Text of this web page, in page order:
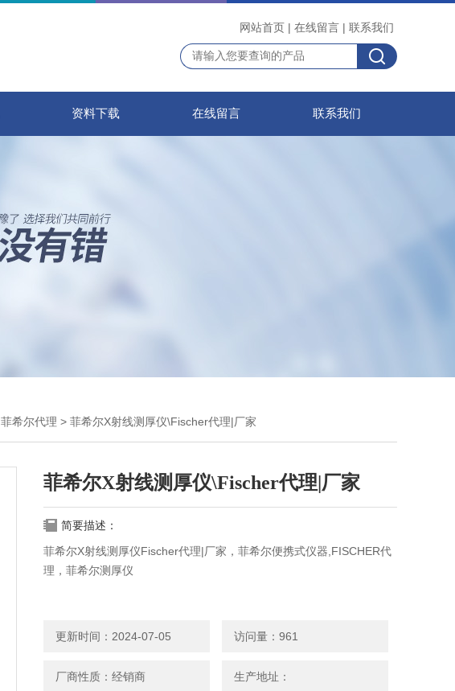
网站首页 | 在线留言 | 联系我们
资料下载 在线留言 联系我们
菲希尔代理 > 菲希尔X射线测厚仪\Fischer代理|厂家
菲希尔X射线测厚仪\Fischer代理|厂家
简要描述：
菲希尔X射线测厚仪Fischer代理|厂家，菲希尔便携式仪器,FISCHER代
理，菲希尔测厚仪
更新时间：2024-07-05 访问量：961
厂商性质：经销商 生产地址：